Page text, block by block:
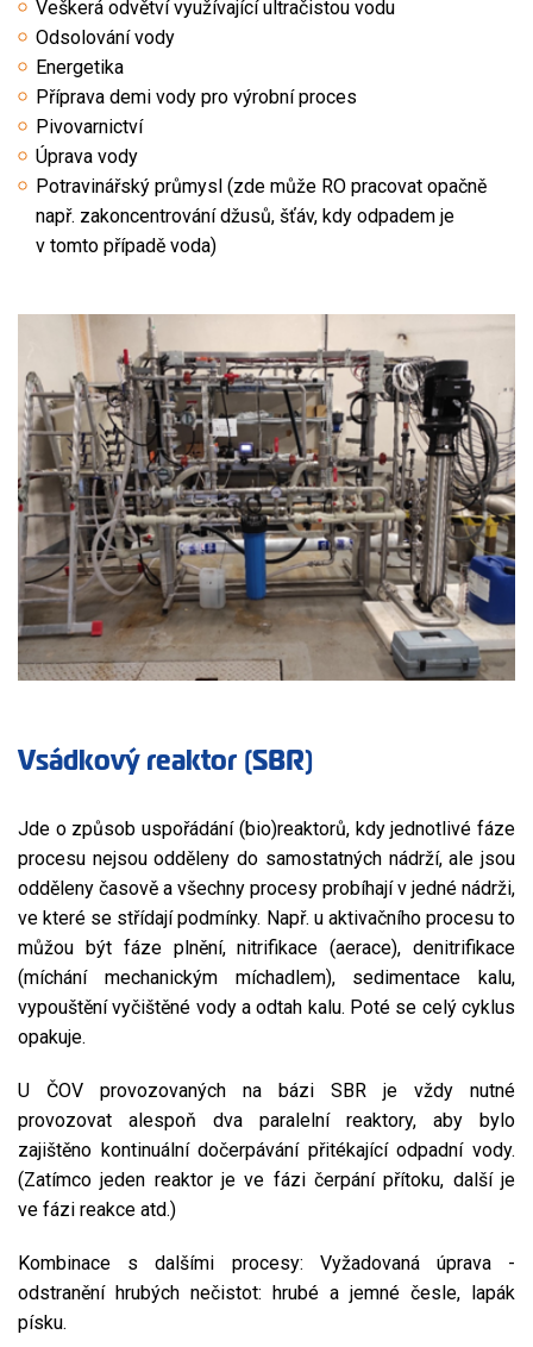
Veškerá odvětví využívající ultračistou vodu
Odsolování vody
Energetika
Příprava demi vody pro výrobní proces
Pivovarnictví
Úprava vody
Potravinářský průmysl (zde může RO pracovat opačně
např. zakoncentrování džusů, šťáv, kdy odpadem je
v tomto případě voda)
Vsádkový reaktor (SBR)
Jde o způsob uspořádání (bio)reaktorů, kdy jednotlivé fáze
procesu nejsou odděleny do samostatných nádrží, ale jsou
odděleny časově a všechny procesy probíhají v jedné nádrži,
ve které se střídají podmínky. Např. u aktivačního procesu to
můžou být fáze plnění, nitrifikace (aerace), denitrifikace
(míchání mechanickým míchadlem), sedimentace kalu,
vypouštění vyčištěné vody a odtah kalu. Poté se celý cyklus
opakuje.
U ČOV provozovaných na bázi SBR je vždy nutné
provozovat alespoň dva paralelní reaktory, aby bylo
zajištěno kontinuální dočerpávání přitékající odpadní vody.
(Zatímco jeden reaktor je ve fázi čerpání přítoku, další je
ve fázi reakce atd.)
Kombinace s dalšími procesy: Vyžadovaná úprava -
odstranění hrubých nečistot: hrubé a jemné česle, lapák
písku.